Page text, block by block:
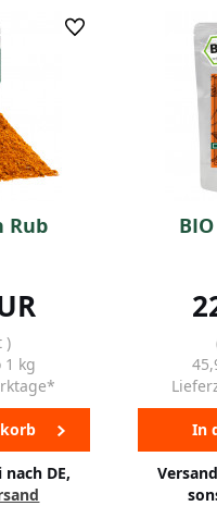
Rub
)
1 kg
DE,
In